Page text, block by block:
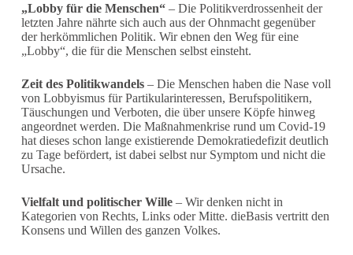
„Lobby für die Menschen“– Die Politikverdrossenheit der
letzten Jahre nährte sich auch aus der Ohnmacht gegenüber
der herkömmlichen Politik. Wir ebnen den Weg für eine
„Lobby“, die für die Menschen selbst einsteht.
Zeit des Politikwandels– Die Menschen haben die Nase voll
von Lobbyismus für Partikularinteressen, Berufspolitikern,
Täuschungen und Verboten, die über unsere Köpfe hinweg
angeordnet werden. Die Maßnahmenkrise rund um Covid-19
hat dieses schon lange existierende Demokratiedefizit deutlich
zu Tage befördert, ist dabei selbst nur Symptom und nicht die
Ursache.
Vielfalt und politischer Wille– Wir denken nicht in
Kategorien von Rechts, Links oder Mitte. dieBasis vertritt den
Konsens und Willen des ganzen Volkes.